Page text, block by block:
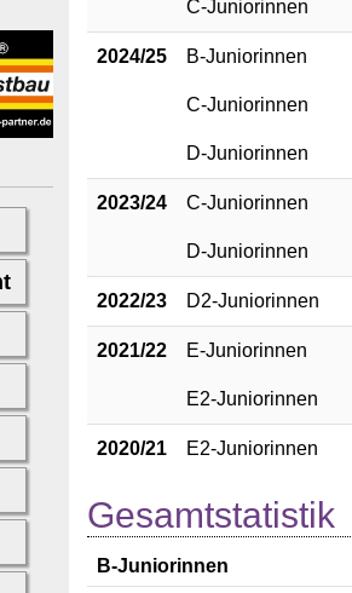
C-Juniorinnen
2024/25 B-Juniorinnen
C-Juniorinnen
D-Juniorinnen
2023/24 C-Juniorinnen
D-Juniorinnen
2022/23 D2-Juniorinnen
2021/22 E-Juniorinnen
E2-Juniorinnen
2020/21 E2-Juniorinnen
Gesamtstatistik
B-Juniorinnen